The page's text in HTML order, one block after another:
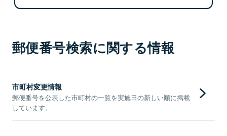
郵便番号検索に関する情報
市町村変更情報
郵便番号を公表した市町村の一覧を実施日の新しい順に掲載
しています。